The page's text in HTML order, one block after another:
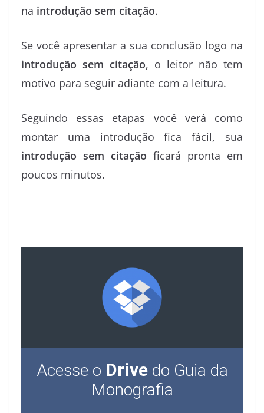
na introdução sem citação.
Se você apresentar a sua conclusão logo na
introdução sem citação, o leitor não tem
motivo para seguir adiante com a leitura.
Seguindo essas etapas você verá como
montar uma introdução fica fácil, sua
introdução sem citação ficará pronta em
poucos minutos.
Acesse o Drivedo Guia da
Monografia